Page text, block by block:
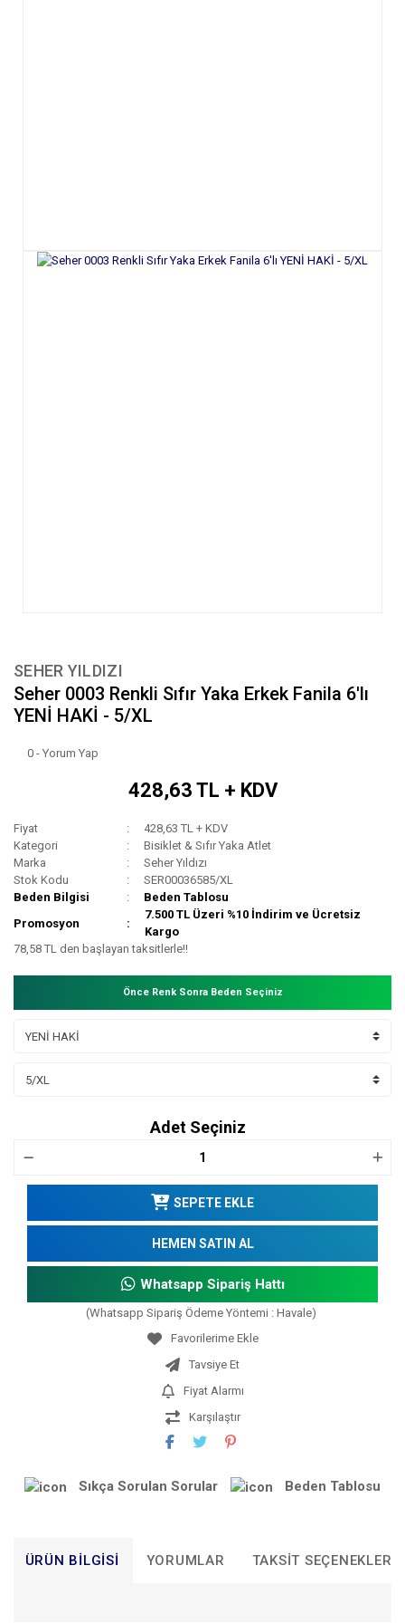
SEHER YILDIZI
Seher 0003 Renkli Sıfır Yaka Erkek Fanila 6'lı
YENİ HAKİ - 5/XL
0 - Yorum Yap
428,63 TL + KDV
Fiyat
428,63 TL + KDV
Kategori
Bisiklet & Sıfır Yaka Atlet
Marka
Seher Yıldızı
Stok Kodu
SER00036585/XL
Beden Bilgisi
Beden Tablosu
Promosyon
7.500 TL Üzeri %10 İndirim ve Ücretsiz
Kargo
78,58 TL den başlayan taksitlerle!!
Önce Renk Sonra Beden Seçiniz
Adet Seçiniz
SEPETE EKLE
HEMEN SATIN AL
Whatsapp Sipariş Hattı
(Whatsapp Sipariş Ödeme Yöntemi : Havale)
Tavsiye Et
Fiyat Alarmı
Karşılaştır
Sıkça Sorulan Sorular Beden Tablosu
ÜRÜN BILGISI YORUMLAR TAKSIT SEÇENEKLERI